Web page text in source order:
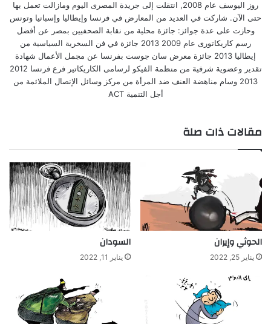
روز اليوسف عام 2008, انتقلت إلى جريدة المصرى اليوم ومازالت تعمل بها
حتى الآن. شاركت في العديد من المعارض في فرنسا وإيطاليا وإسبانيا وتونس
وحازت على عدة جوائز: جائزة محلية من نقابة الصحفيين بمصر عن أفضل
رسم كاريكاتورى عام 2009 2013 جائزة في فن السخرية السياسية من
إيطاليا 2013 جائزة معرض سان جوست بفرنسا عن مجمل الأعمال شهادة
تقدير وعضوية شرفية من منظمة الفيكو لرسامى الكاريكاتير فرع فرنسا 2012
2013 وسام مناهضة العنف ضد المرأة من مركز وسائل الإتصال الملائمة من
أجل التنمية ACT
مقالات ذات صلة
الحوثي وإيران
يناير 25, 2022
السودان
يناير 11, 2022